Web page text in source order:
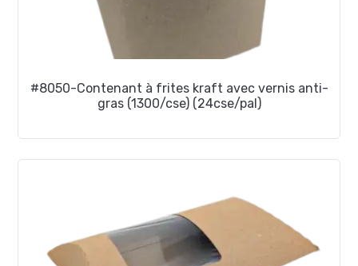
#8050-Contenant à frites kraft avec vernis anti-
gras (1300/cse) (24cse/pal)